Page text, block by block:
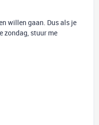
willen gaan. Dus als je
zondag, stuur me